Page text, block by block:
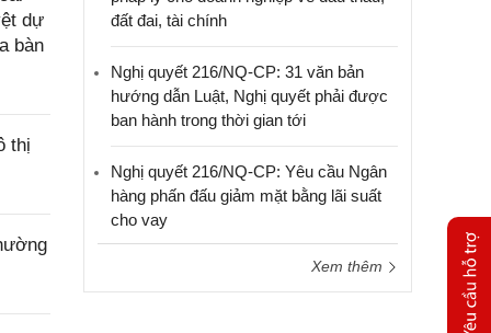
dự
bàn
thị
đất đai, tài chính
Nghị quyết 216/NQ-CP: 31 văn bản
hướng dẫn Luật, Nghị quyết phải được
ban hành trong thời gian tới
Nghị quyết 216/NQ-CP: Yêu cầu Ngân
hàng phấn đấu giảm mặt bằng lãi suất
cho vay
Xem thêm